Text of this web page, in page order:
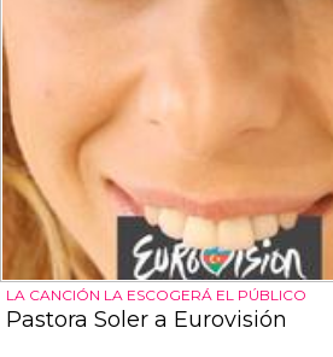
LA CANCIÓN LA ESCOGERÁ EL PÚBLICO
Pastora Soler a Eurovisión